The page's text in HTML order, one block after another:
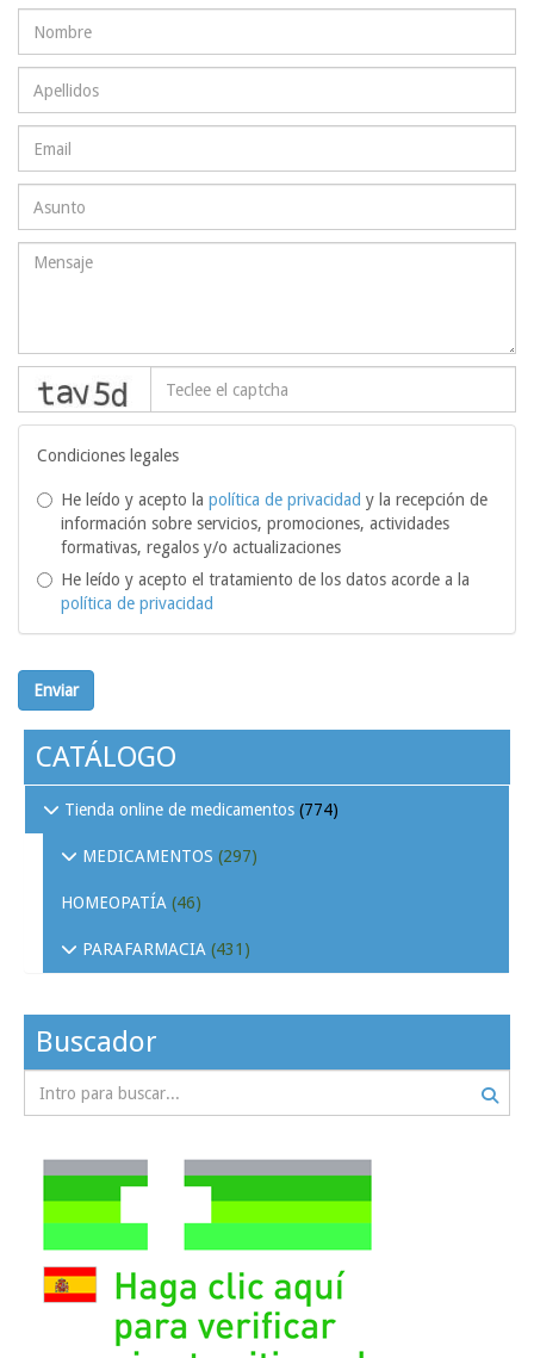
Condiciones legales
He leído y acepto la política de privacidad y la recepción de
información sobre servicios, promociones, actividades
formativas, regalos y/o actualizaciones
He leído y acepto el tratamiento de los datos acorde a la
política de privacidad
Enviar
CATÁLOGO
Tienda online de medicamentos (774)
MEDICAMENTOS (297)
HOMEOPATÍA (46)
PARAFARMACIA (431)
Buscador